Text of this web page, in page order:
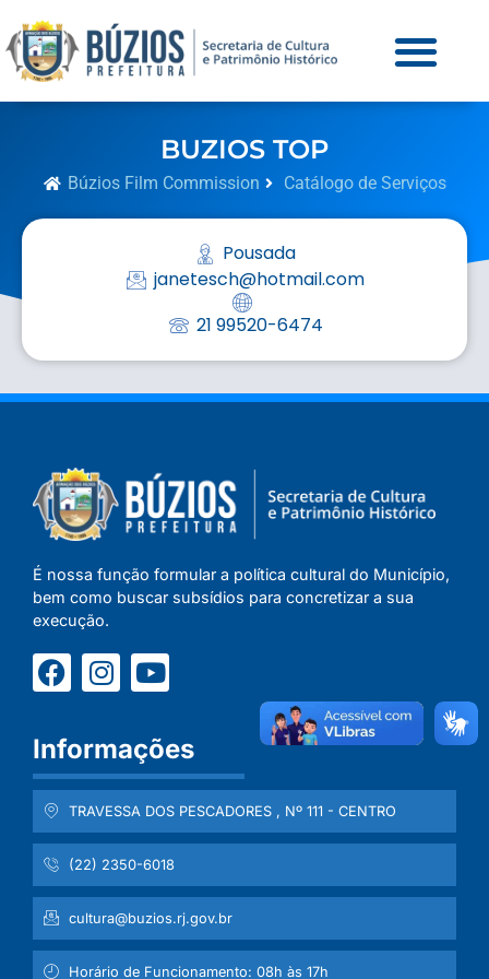
BUZIOS TOP
Búzios Film Commission Catálogo de Serviços
Pousada
janetesch@hotmail.com
21 99520-6474
É nossa função formular a política cultural do Município,
bem como buscar subsídios para concretizar a sua
execução.
Informações
TRAVESSA DOS PESCADORES , Nº 111 - CENTRO
(22) 2350-6018
cultura@buzios.rj.gov.br
Horário de Funcionamento: 08h às 17h